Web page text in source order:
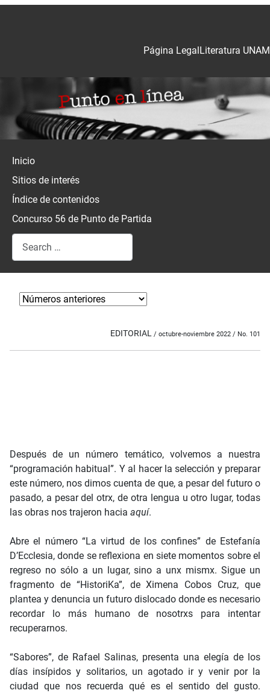
Literatura UNAM
Página Legal
Inicio
Sitios de interés
Índice de contenidos
Concurso 56 de Punto de Partida
Search
EDITORIAL / octubre-noviembre 2022 / No. 101
Después de un número temático, volvemos a nuestra
“programación habitual”. Y al hacer la selección y preparar
este número, nos dimos cuenta de que, a pesar del futuro o
pasado, a pesar del otrx, de otra lengua u otro lugar, todas
las obras nos trajeron hacia aquí.
Abre el número “La virtud de los confines” de Estefanía
D’Ecclesia, donde se reflexiona en siete momentos sobre el
regreso no sólo a un lugar, sino a unx mismx. Sigue un
fragmento de “HistoriKa”, de Ximena Cobos Cruz, que
plantea y denuncia un futuro dislocado donde es necesario
recordar lo más humano de nosotrxs para intentar
recuperarnos.
“Sabores”, de Rafael Salinas, presenta una elegía de los
días insípidos y solitarios, un agotado ir y venir por la
ciudad que nos recuerda qué es el sentido del gusto.